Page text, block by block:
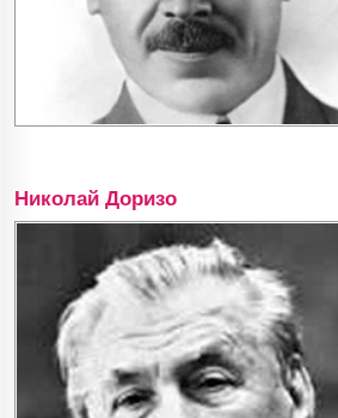
Николай Доризо